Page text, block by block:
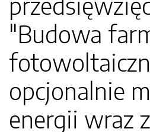
"Budowa
opcjonalnie
energii wraz z